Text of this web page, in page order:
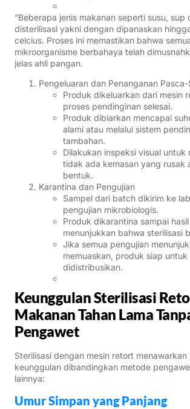
“Beberapa jenis makanan seperti susu, sup
disterilisasi yakni dengan dipanaskan
celcius. Proses ini memastikan bahwa
mikroorganisme berbahaya telah
jelas ahli pangan.
Pengeluaran dan Penanganan
Produk dikeluarkan dari mesin
proses pendinginan selesai.
Produk dibiarkan mencapai
alami atau melalui sistem
tambahan.
Dilakukan inspeksi visual untuk
tidak ada kemasan yang rusak
bentuk.
Karantina dan Pengujian
Sampel dari batch dikirim ke
pengujian mikrobiologis.
Produk dikarantina sampai
menunjukkan bahwa sterilisasi
Jika semua pengujian
memuaskan, produk siap
didistribusikan.
Keunggulan Sterilisasi
Makanan Tahan Lama
Pengawet
Sterilisasi dengan mesin retort
keunggulan dibandingkan metode
lainnya:
Umur Simpan yang Panjang